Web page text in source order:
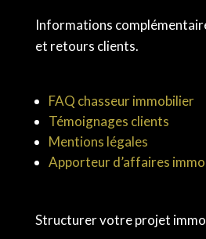
Informations
et retours clients.
FAQ chasseur immobilier
Témoignages clients
Mentions légales
Apporteur d’affaires
Structurer votre projet